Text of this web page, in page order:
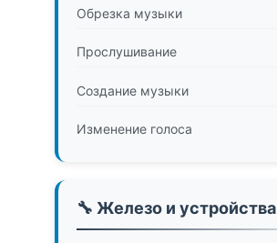
Обрезка музыки
Прослушивание
Создание музыки
Изменение голоса
🔧 Железо и устройства